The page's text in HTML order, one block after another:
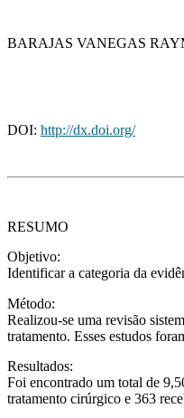
BARAJAS VANEGAS
DOI: http://dx.doi.org/
RESUMO
Objetivo:
Identificar a categoria da
Método:
Realizou-se uma revisão
tratamento. Esses estudos
Resultados:
Foi encontrado um total de
tratamento cirúrgico e 363